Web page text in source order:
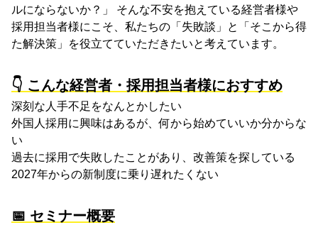
ルにならないか？」 そんな不安を抱えている経営者様や
採用担当者様にこそ、 私たちの「失敗談」と「そこから得
た解決策」を役立てていただきたいと考えています。
👇 こんな経営者・採用担当者様におすすめ
深刻な人手不足をなんとかしたい
外国人採用に興味はあるが、何から始めていいか分からな
い
過去に採用で失敗したことがあり、改善策を探している
2027年からの新制度に乗り遅れたくない
📅 セミナー概要